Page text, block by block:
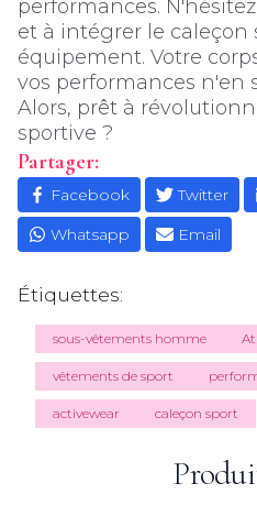
performances.
et à intégrer le caleçon
équipement. Votre
vos performances n'en
Alors, prêt à
sportive ?
Partager:
Facebook Twitter
Whatsapp
Email
Étiquettes:
sous-vêtements homme
vêtements de sport
activewear caleçon sport